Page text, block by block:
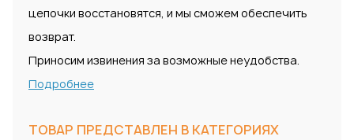
цепочки восстановятся, и мы сможем обеспечить
возврат.
Приносим извинения за возможные неудобства.
Подробнее
ТОВАР ПРЕДСТАВЛЕН В КАТЕГОРИЯХ